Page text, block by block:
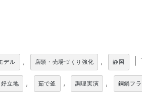
デル , 店頭・売場づくり強化 , 静岡
好立地 , 茹で釜 , 調理実演 , 銅鍋フ